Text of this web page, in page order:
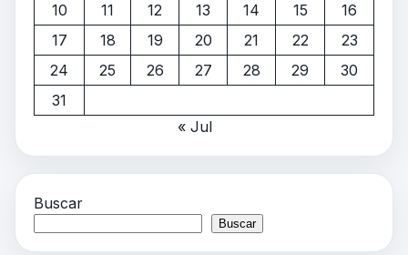
10
11 12 13 14 15
16
17
18 19 20 21 22
23
24
25 26 27 28 29
30
31
« Jul
Buscar
Buscar